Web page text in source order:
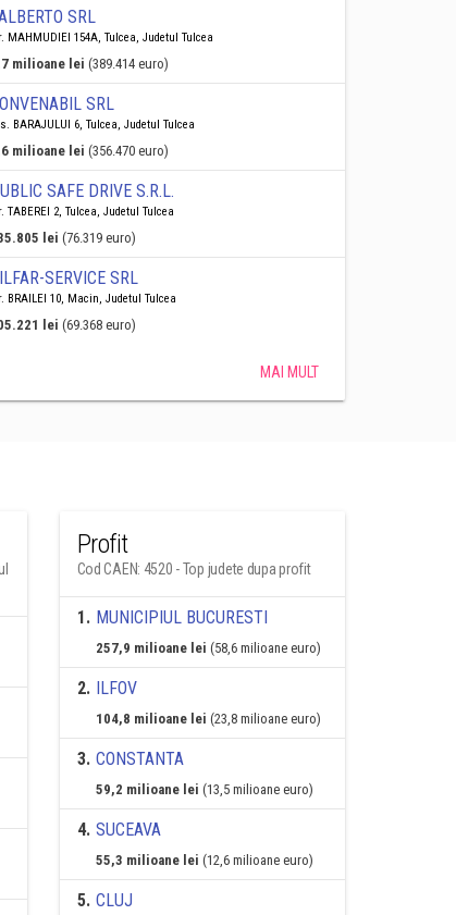
SRL
MAHMUDIEI 154A, Tulcea, Judetul Tulcea
milioane lei (389.414 euro)
SRL
BARAJULUI 6, Tulcea, Judetul Tulcea
milioane lei (356.470 euro)
SAFE DRIVE S.R.L.
TABEREI 2, Tulcea, Judetul Tulcea
lei (76.319 euro)
SERVICE SRL
BRAILEI 10, Macin, Judetul Tulcea
lei (69.368 euro)
MAI MULT
Profit
Cod CAEN: 4520 - Top judete dupa profit
1. MUNICIPIUL BUCURESTI
257,9 milioane lei (58,6 milioane euro)
2. ILFOV
104,8 milioane lei (23,8 milioane euro)
3. CONSTANTA
59,2 milioane lei (13,5 milioane euro)
4. SUCEAVA
55,3 milioane lei (12,6 milioane euro)
5. CLUJ